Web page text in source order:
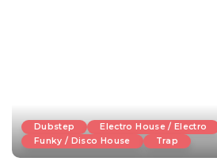
Dubstep
Electro House / Electro
Funky / Disco House
Trap